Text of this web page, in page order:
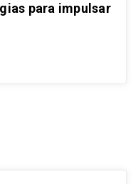
para impulsar